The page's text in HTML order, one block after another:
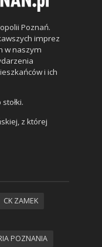
Poznań.
imprez
w naszym
i ich
z której
CK ZAMEK
POZNANIA